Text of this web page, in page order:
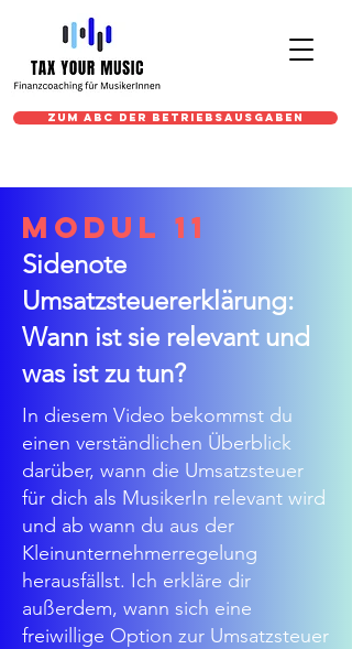
Zum ABC der Betriebsausgaben
Modul 11
Sidenote
Umsatzsteuererklärung:
Wann ist sie relevant und
was ist zu tun?
In diesem Video bekommst du
einen verständlichen Überblick
darüber, wann die Umsatzsteuer
für dich als MusikerIn relevant wird
und ab wann du aus der
Kleinunternehmerregelung
herausfällst. Ich erkläre dir
außerdem, wann sich eine
freiwillige Option zur Umsatzsteuer